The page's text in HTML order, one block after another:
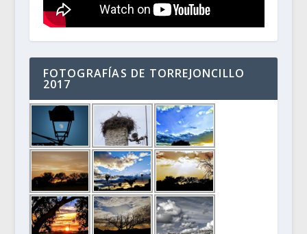
FOTOGRAFÍAS DE TORREJONCILLO
2017